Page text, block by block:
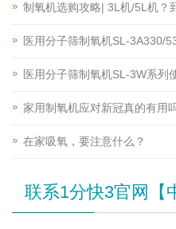
制氧机选购攻略| 3L机/5L机？
医用分子筛制氧机SL-3A330/
医用分子筛制氧机SL-3W系列
家用制氧机应对新冠真的有用
在家吸氧，要注意什么？
联系1分快3官网【